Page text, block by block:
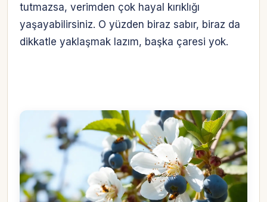
tutmazsa, verimden çok hayal kırıklığı
yaşayabilirsiniz. O yüzden biraz sabır, biraz da
dikkatle yaklaşmak lazım, başka çaresi yok.